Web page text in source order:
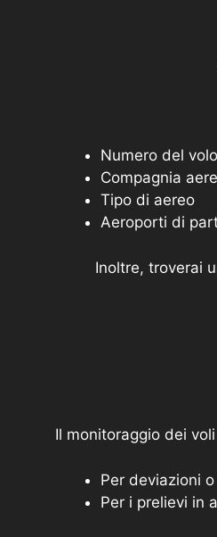
Numero del volo
Compagnia
Tipo di aereo
Aeroporti di
Inoltre, troverai
Il monitoraggio dei
Per deviazioni
Per i prelievi in